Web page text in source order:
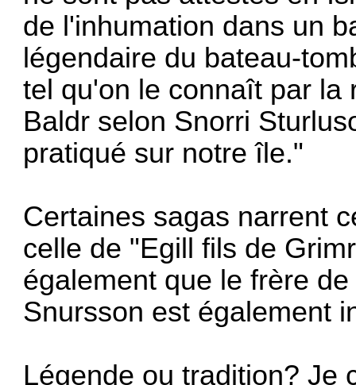
de l'inhumation dans un
légendaire du bateau-
tel qu'on le connaît par la
Baldr selon Snorri
pratiqué sur notre île."
Certaines sagas narrent
celle de "Egill fils de
également que le frère
Snursson est également
Légende ou tradition? Je